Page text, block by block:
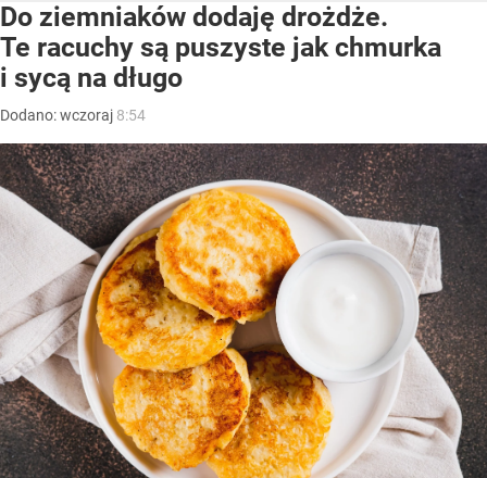
Do ziemniaków dodaję drożdże.
Te racuchy są puszyste jak chmurka
i sycą na długo
Dodano:wczoraj 8:54